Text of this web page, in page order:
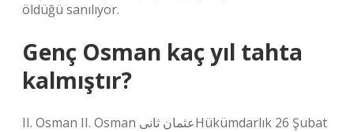
öldüğü sanılıyor.
Genç Osman kaç yıl tahta
kalmıştır?
II. Osman II. Osman عثمان ثانىHükümdarlık 26 Şubat